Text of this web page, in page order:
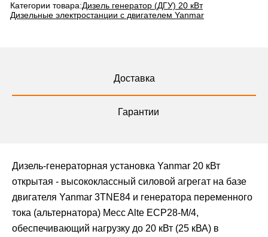
Категории товара:Дизель генератор (ДГУ) 20 кВт
Дизельные электростанции с двигателем Yanmar
Доставка
Гарантии
Дизель-генераторная установка Yanmar 20 кВт
открытая - высококлассный силовой агрегат на базе
двигателя Yanmar 3TNE84 и генератора переменного
тока (альтернатора) Mecc Alte ЕСР28-М/4,
обеспечивающий нагрузку до 20 кВт (25 кВА) в